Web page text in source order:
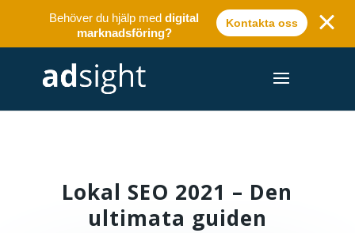
Behöver du hjälp meddigital
marknadsföring?
Kontakta oss
Lokal SEO 2021 – Den
ultimata guiden